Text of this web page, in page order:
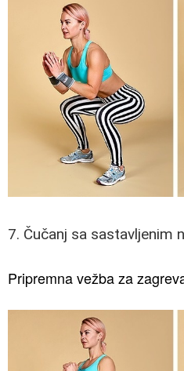
7. Čučanj sa sastavljenim
Pripremna vežba za